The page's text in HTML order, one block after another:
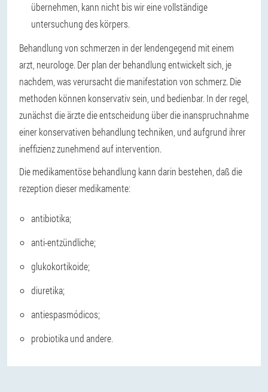
übernehmen, kann nicht bis wir eine vollständige
untersuchung des körpers.
Behandlung von schmerzen in der lendengegend mit einem
arzt, neurologe. Der plan der behandlung entwickelt sich, je
nachdem, was verursacht die manifestation von schmerz. Die
methoden können konservativ sein, und bedienbar. In der regel,
zunächst die ärzte die entscheidung über die inanspruchnahme
einer konservativen behandlung techniken, und aufgrund ihrer
ineffizienz zunehmend auf intervention.
Die medikamentöse behandlung kann darin bestehen, daß die
rezeption dieser medikamente:
antibiotika;
anti-entzündliche;
glukokortikoide;
diuretika;
antiespasmódicos;
probiotika und andere.